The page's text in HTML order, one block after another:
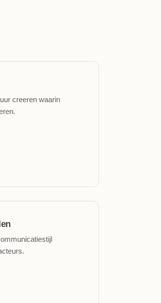
creeren waarin